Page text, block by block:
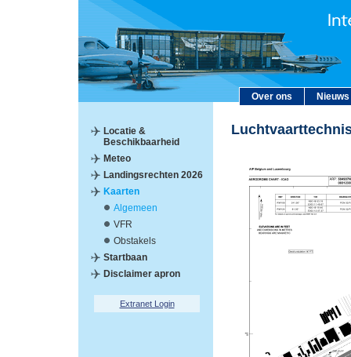
Over ons Nieuws
Locatie &
Beschikbaarheid
Meteo
Landingsrechten 2026
Kaarten
Algemeen
VFR
Obstakels
Startbaan
Disclaimer apron
Extranet Login